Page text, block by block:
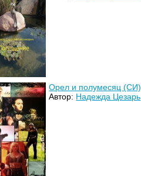
Орел и полумесяц (СИ)
Автор: Надежда Цезарь